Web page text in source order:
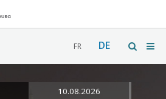
FR DE
10.08.2026